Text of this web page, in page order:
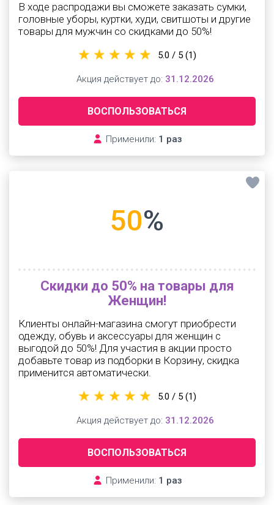
В ходе распродажи вы сможете заказать сумки,
головные уборы, куртки, худи, свитшоты и другие
товары для мужчин со скидками до 50%!
ВОСПОЛЬЗОВАТЬСЯ
Применили: 1 раз
5.0 / 5 (1)
Акция действует до: 31.12.2026
50%
Скидки до 50% на товары для
Женщин!
Клиенты онлайн-магазина смогут приобрести
одежду, обувь и аксессуары для женщин с
выгодой до 50%! Для участия в акции просто
добавьте товар из подборки в Корзину, скидка
применится автоматически.
ВОСПОЛЬЗОВАТЬСЯ
Применили: 1 раз
5.0 / 5 (1)
Акция действует до: 31.12.2026